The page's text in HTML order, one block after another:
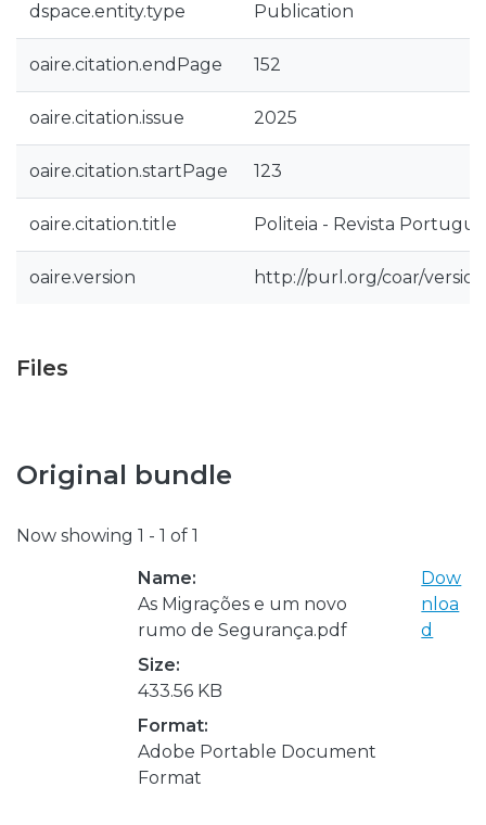
dspace.entity.type Publication
oaire.citation.endPage 152
oaire.citation.issue 2025
oaire.citation.startPage 123
oaire.citation.title Politeia - Revista
oaire.version http://purl.org/coar/
Files
Original bundle
Now showing 1 - 1 of 1
Name:
As Migrações e um novo
rumo de Segurança.pdf
Size:
433.56 KB
Format:
Adobe Portable Document
Format
Dow
nloa
d